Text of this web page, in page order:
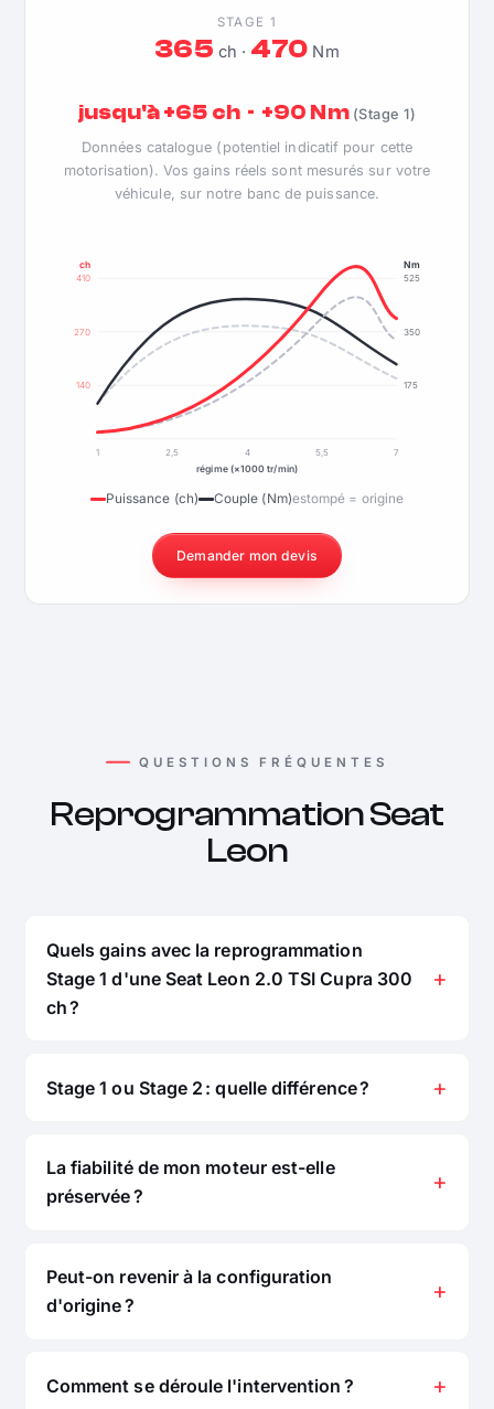
STAGE 1
365 ch · 470 Nm
jusqu'à +65 ch · +90 Nm (Stage 1)
Données catalogue (potentiel indicatif pour cette
motorisation). Vos gains réels sont mesurés sur votre
véhicule, sur notre banc de puissance.
140
270
410
175
350
525
ch Nm
1 2,5 4 5,5
7
régime (×1000 tr/min)
Puissance (ch) Couple (Nm)estompé = origine
Demander mon devis
QUESTIONS FRÉQUENTES
Reprogrammation Seat
Leon
Quels gains avec la reprogrammation
Stage 1 d'une Seat Leon 2.0 TSI Cupra 300
ch ?
Stage 1 ou Stage 2 : quelle différence ?
La fiabilité de mon moteur est-elle
préservée ?
Peut-on revenir à la configuration
d'origine ?
Comment se déroule l'intervention ?